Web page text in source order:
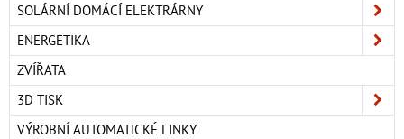
SOLÁRNÍ DOMÁCÍ ELEKTRÁRNY
ENERGETIKA
ZVÍŘATA
3D TISK
VÝROBNÍ AUTOMATICKÉ LINKY